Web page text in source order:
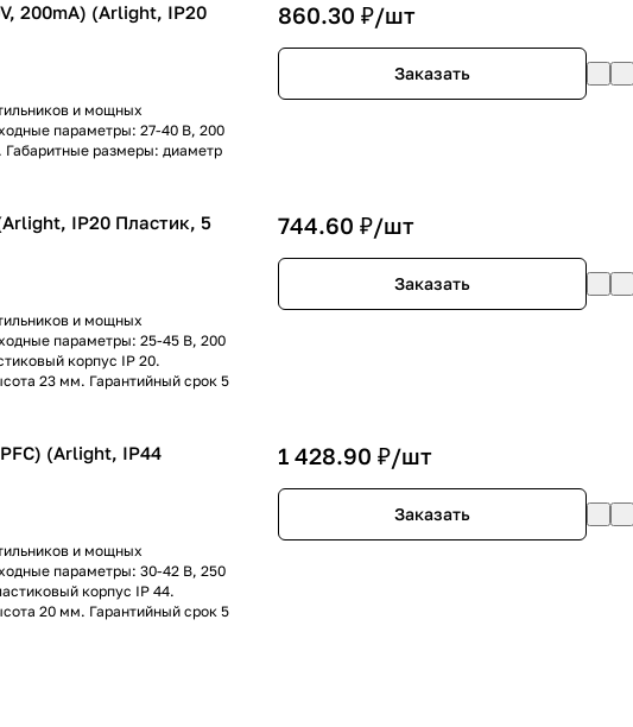
200mA) (Arlight, IP20
и мощных
параметры: 27-40 В, 200
размеры: диаметр
860.30 ₽/шт
Заказать
IP20 Пластик, 5
и мощных
параметры: 25-45 В, 200
корпус IP 20.
23 мм. Гарантийный срок 5
744.60 ₽/шт
Заказать
(Arlight, IP44
и мощных
параметры: 30-42 В, 250
корпус IP 44.
20 мм. Гарантийный срок 5
1 428.90 ₽/шт
Заказать